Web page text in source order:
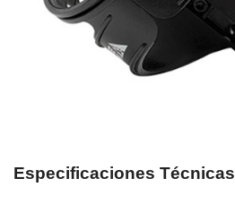
Especificaciones Técnicas